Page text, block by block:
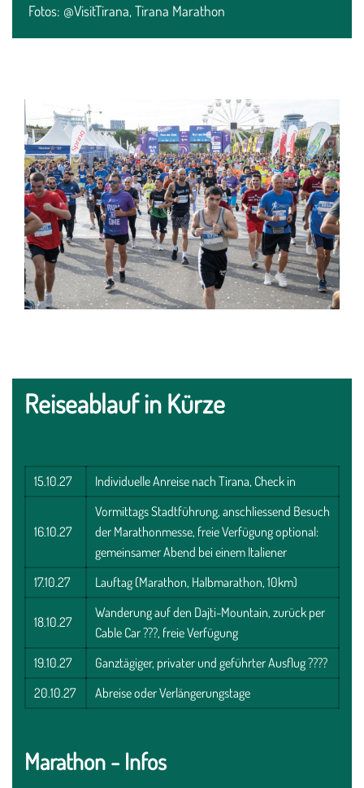
Fotos: @VisitTirana, Tirana Marathon
Reiseablauf in Kürze
15.10.27 Individuelle Anreise nach Tirana, Check in
16.10.27
Vormittags Stadtführung, anschliessend Besuch
der Marathonmesse, freie Verfügung optional:
gemeinsamer Abend bei einem Italiener
17.10.27
Lauftag (Marathon, Halbmarathon, 10km)
18.10.27
Wanderung auf den Dajti-Mountain, zurück per
Cable Car ???, freie Verfügung
19.10.27
Ganztägiger, privater und geführter Ausflug ????
20.10.27
Abreise oder Verlängerungstage
Marathon - Infos